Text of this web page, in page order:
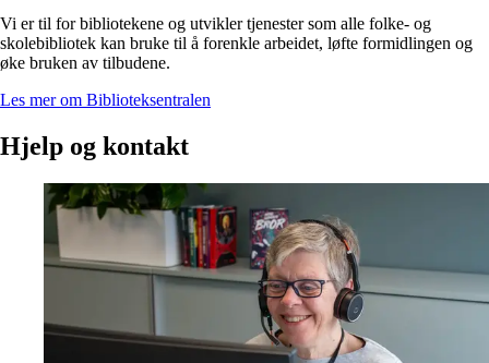
Vi er til for bibliotekene og utvikler tjenester som alle folke- og
skolebibliotek kan bruke til å forenkle arbeidet, løfte formidlingen og
øke bruken av tilbudene.
Les mer om Biblioteksentralen
Hjelp og kontakt